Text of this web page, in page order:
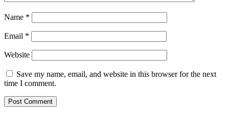
Name *
Email *
Website
Save my name, email, and website in this browser for the next
time I comment.